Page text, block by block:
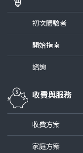
初次體驗者
開始指南
諮詢
收費與服務
收費方案
家庭方案